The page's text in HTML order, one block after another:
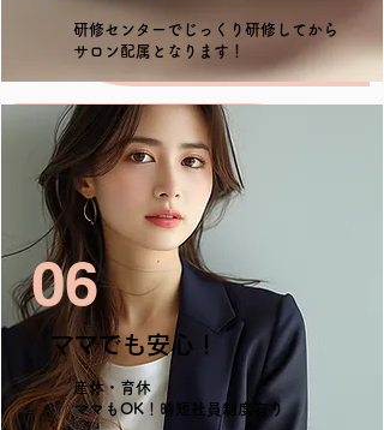
研修センターでじっくり研修してから
サロン配属となります！
​ママでも安心！
産休・育休
ママもOK！時短社員制度有り
06